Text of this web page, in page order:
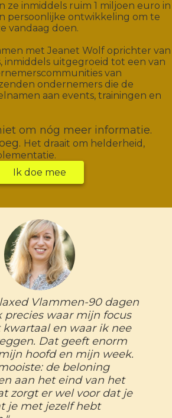
ze inmiddels ruim 1 miljoen euro in
persoonlijke ontwikkeling om te
vandaag doen.
met Jeanet Wolf oprichter van
inmiddels uitgegroeid tot een van
van
ondernemers die de
aan events, trainingen en
om nóg meer informatie.
Het draait om helderheid,
Ik doe mee
Vlammen-90 dagen
precies waar mijn focus
en waar ik nee
Dat geeft enorm
hoofd en mijn week.
de beloning
aan het eind van het
zorgt er wel voor dat je
je met jezelf hebt